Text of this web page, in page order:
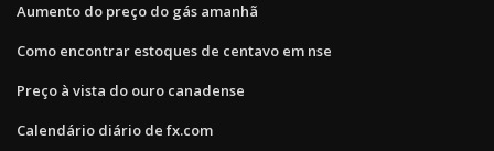
Aumento do preço do gás amanhã
Como encontrar estoques de centavo em nse
Preço à vista do ouro canadense
Calendário diário de fx.com